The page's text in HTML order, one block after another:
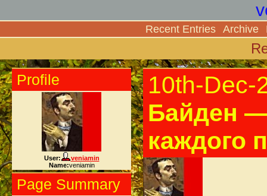
Recent Entries Archive
Profile
User:
veniamin
Name:veniamin
Page Summary
10th-Dec-
Байден
каждого